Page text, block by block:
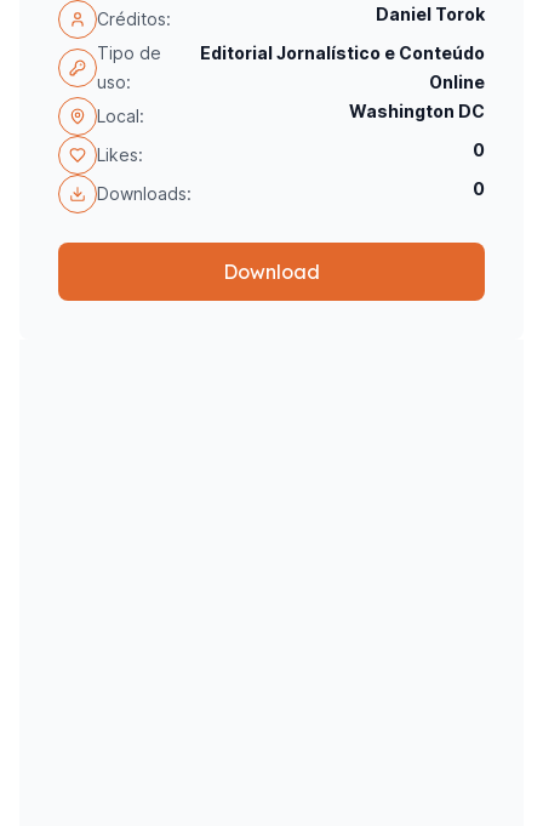
Créditos:
Daniel Torok
Tipo de
uso:
Editorial Jornalístico e Conteúdo
Online
Local:
Washington DC
Likes: 0
Downloads: 0
Download